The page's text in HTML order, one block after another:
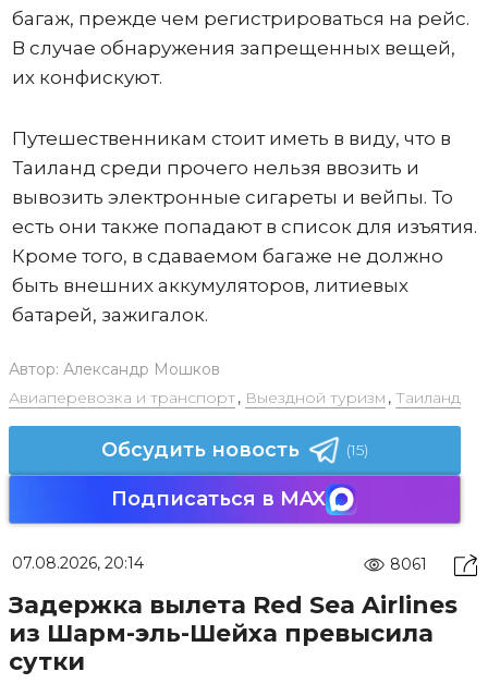
багаж, прежде чем регистрироваться на рейс.
В случае обнаружения запрещенных вещей,
их конфискуют.
Путешественникам стоит иметь в виду, что в
Таиланд среди прочего нельзя ввозить и
вывозить электронные сигареты и вейпы. То
есть они также попадают в список для изъятия.
Кроме того, в сдаваемом багаже не должно
быть внешних аккумуляторов, литиевых
батарей, зажигалок.
Автор: Александр Мошков
Авиаперевозка и транспорт, Выездной туризм , Таиланд
Обсудить новость (15)
Подписаться в MAX
07.08.2026, 20:14 8061
Задержка вылета Red Sea Airlines
из Шарм-эль-Шейха превысила
сутки